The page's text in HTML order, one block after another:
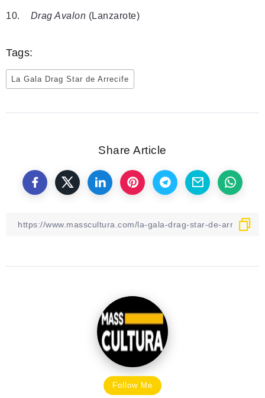
10. Drag Avalon (Lanzarote)
Tags:
La Gala Drag Star de Arrecife
Share Article
Follow Me